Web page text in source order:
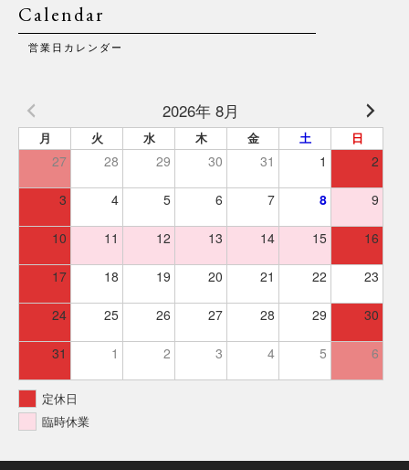
Calendar
営業日カレンダー
2026年 8月
月 火 水 木 金 土 日
27 28 29 30 31 1 2
3 4 5 6 7 8 9
10 11 12 13 14 15 16
17 18 19 20 21 22 23
24 25 26 27 28 29 30
31 1 2 3 4 5 6
定休日
臨時休業